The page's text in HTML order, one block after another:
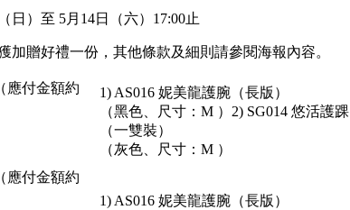
日）至 5月14日（六）17:00止
贈好禮一份，其他條款及細則請參閱海報內容。
應付金額約
1) AS016 妮美龍護腕（長版）
（黑色、尺寸：M ）2) SG014 悠活護踝
（一雙裝）
（灰色、尺寸：M ）
應付金額約
1) AS016 妮美龍護腕（長版）